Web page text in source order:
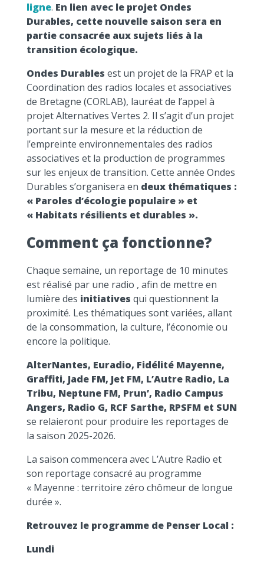
ligne. En lien avec le projet Ondes
Durables, cette nouvelle saison sera en
partie consacrée aux sujets liés à la
transition écologique.
Ondes Durables est un projet de la FRAP et la
Coordination des radios locales et associatives
de Bretagne (CORLAB), lauréat de l’appel à
projet Alternatives Vertes 2. Il s’agit d’un projet
portant sur la mesure et la réduction de
l’empreinte environnementales des radios
associatives et la production de programmes
sur les enjeux de transition. Cette année Ondes
Durables s’organisera en deux thématiques :
« Paroles d’écologie populaire » et
« Habitats résilients et durables ».
Comment ça fonctionne?
Chaque semaine, un reportage de 10 minutes
est réalisé par une radio , afin de mettre en
lumière des initiatives qui questionnent la
proximité. Les thématiques sont variées, allant
de la consommation, la culture, l’économie ou
encore la politique.
AlterNantes, Euradio, Fidélité Mayenne,
Graffiti, Jade FM, Jet FM, L’Autre Radio, La
Tribu, Neptune FM, Prun’, Radio Campus
Angers, Radio G, RCF Sarthe, RPSFM et SUN
se relaieront pour produire les reportages de
la saison 2025-2026.
La saison commencera avec L’Autre Radio et
son reportage consacré au programme
« Mayenne : territoire zéro chômeur de longue
durée ».
Retrouvez le programme de Penser Local :
Lundi